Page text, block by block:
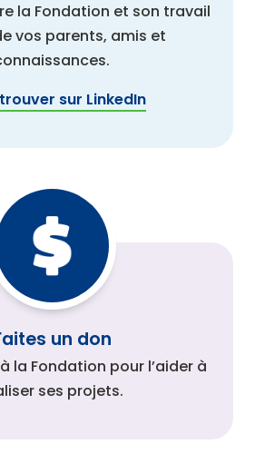
la Fondation et son travail
vos parents, amis et
sur LinkedIn
un don
la Fondation pour l’aider à
ses projets.